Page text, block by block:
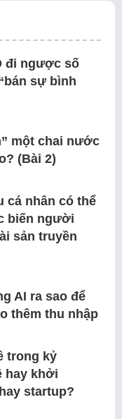
đi ngược số
sự bình
một chai nước
(Bài 2)
cá nhân có thể
biến người
sản truyền
AI ra sao để
thêm thu nhập
trong kỷ
hay khởi
startup?